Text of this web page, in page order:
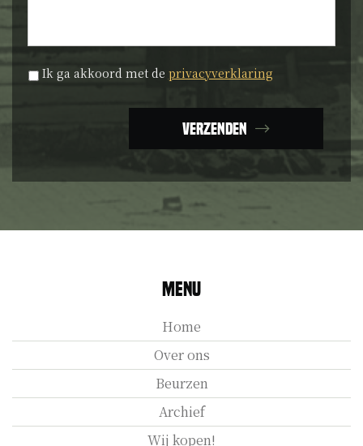
Privacyverklaring *
Ik ga akkoord met de privacyverklaring
Verzenden
Menu
Home
Over ons
Beurzen
Archief
Wij kopen!